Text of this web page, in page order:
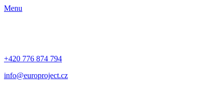
Menu
+420 776 874 794
info@europroject.cz